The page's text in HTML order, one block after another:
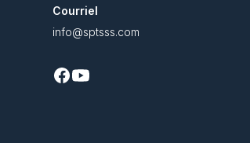
Courriel
info@sptsss.com